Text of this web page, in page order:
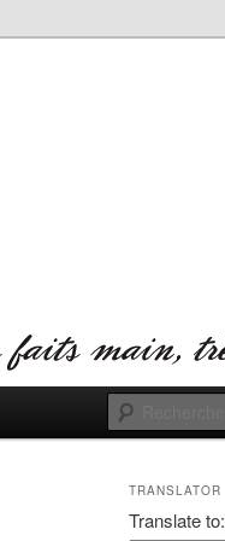
TRANSLATOR
Translate to: